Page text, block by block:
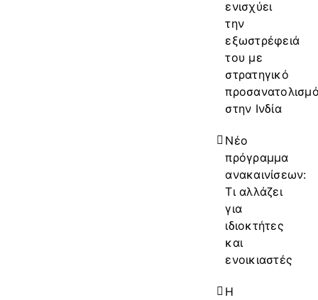
ενισχύει
την
εξωστρέφειά
του με
στρατηγικό
στην Ινδία
Νέο
πρόγραμμα
ανακαινίσεων:
Τι αλλάζει
για
ιδιοκτήτες
και
ενοικιαστές
Η